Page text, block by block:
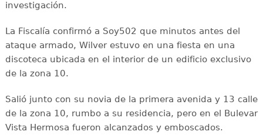
investigación.
La Fiscalía confirmó a Soy502 que minutos antes del
ataque armado, Wilver estuvo en una fiesta en una
discoteca ubicada en el interior de un edificio exclusivo
de la zona 10.
Salió junto con su novia de la primera avenida y 13 calle
de la zona 10, rumbo a su residencia, pero en el Bulevar
Vista Hermosa fueron alcanzados y emboscados.